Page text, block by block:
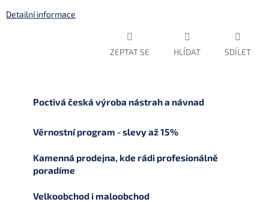
Detailní informace
ZEPTAT SE HLÍDAT SDÍLET
Poctivá česká výroba nástrah a návnad
Věrnostní program - slevy až 15%
Kamenná prodejna, kde rádi profesionálně
poradíme
Velkoobchod i maloobchod